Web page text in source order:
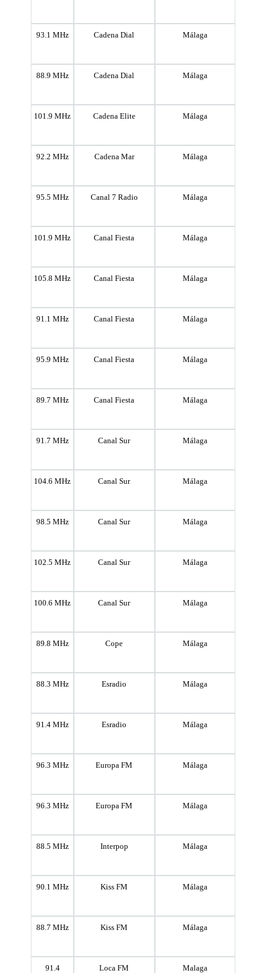
93.1 MHz Cadena Dial Málaga
88.9 MHz Cadena Dial Málaga
101.9 MHz Cadena Elite Málaga
92.2 MHz Cadena Mar Málaga
95.5 MHz Canal 7 Radio Málaga
101.9 MHz Canal Fiesta Málaga
105.8 MHz Canal Fiesta Málaga
91.1 MHz Canal Fiesta Málaga
95.9 MHz Canal Fiesta Málaga
89.7 MHz Canal Fiesta Málaga
91.7 MHz Canal Sur Málaga
104.6 MHz Canal Sur Málaga
98.5 MHz Canal Sur Málaga
102.5 MHz Canal Sur Málaga
100.6 MHz Canal Sur Málaga
89.8 MHz Cope Málaga
88.3 MHz Esradio Málaga
91.4 MHz Esradio Málaga
96.3 MHz Europa FM Málaga
96.3 MHz Europa FM Málaga
88.5 MHz Interpop Málaga
90.1 MHz Kiss FM Málaga
88.7 MHz Kiss FM Málaga
91.4 Loca FM Malaga